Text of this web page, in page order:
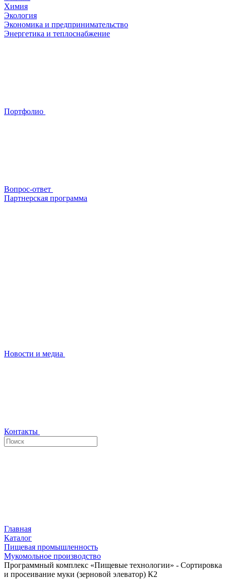
Химия
Экология
Экономика и предпринимательство
Энергетика и теплоснабжение
Портфолио
Вопрос-ответ
Партнерская программа
Новости и медиа
Контакты
Главная
Каталог
Пищевая промышленность
Мукомольное производство
Программный комплекс «Пищевые технологии» - Сортировка
и просеивание муки (зерновой элеватор) К2